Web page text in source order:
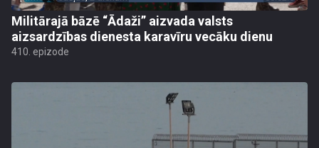
Militārajā bāzē “Ādaži” aizvada valsts
aizsardzības dienesta karavīru vecāku dienu
410. epizode